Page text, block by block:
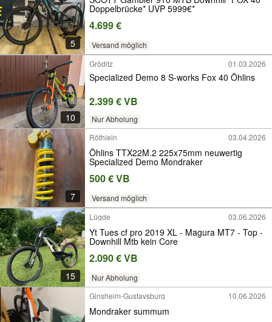
5
Doppelbrücke* UVP 5999€*
4.699 €
Versand möglich
10
Gröditz 01.03.2026
Specialized Demo 8 S-works Fox 40 Öhlins
2.399 € VB
Nur Abholung
7
Röthlein 03.04.2026
Öhlins TTX22M.2 225x75mm neuwertig
Specialized Demo Mondraker
500 € VB
Versand möglich
15
Lügde 03.06.2026
Yt Tues cf pro 2019 XL - Magura MT7 - Top -
Downhill Mtb kein Core
2.090 € VB
Nur Abholung
Ginsheim-Gustavsburg 10.06.2026
Mondraker summum